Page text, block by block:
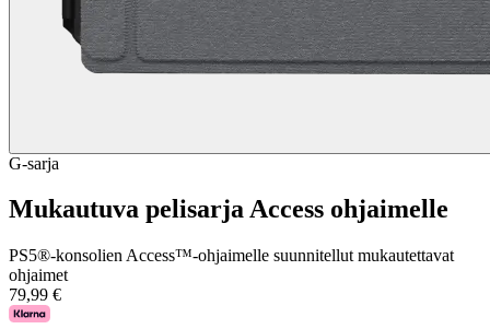
G-sarja
Mukautuva pelisarja Access ohjaimelle
PS5®-konsolien Access™-ohjaimelle suunnitellut mukautettavat
ohjaimet
79,99 €